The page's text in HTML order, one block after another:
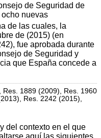
de Seguridad de
nuevas
de las cuales, la
de (2015) (en
fue aprobada durante
de Seguridad y
que España concede a
Res. 1889 (2009), Res. 1960
Res. 2242 (2015),
del contexto en el que
aquí las siguientes